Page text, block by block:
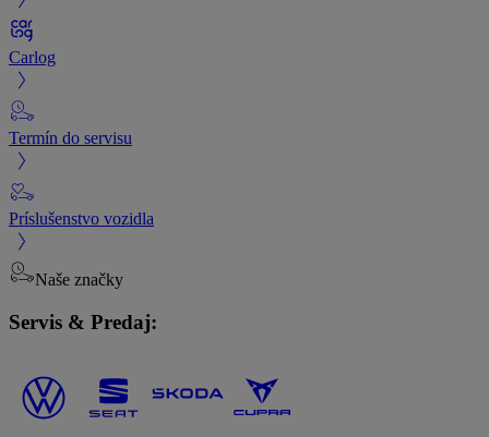
Carlog
Termín do servisu
Príslušenstvo vozidla
Naše značky
Servis & Predaj: